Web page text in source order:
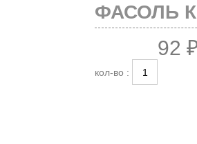
ФАСОЛЬ
92
кол-во :